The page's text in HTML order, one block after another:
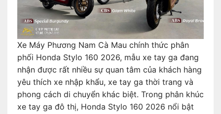
Xe Máy Phương Nam Cà Mau chính thức phân
phối Honda Stylo 160 2026, mẫu xe tay ga đang
nhận được rất nhiều sự quan tâm của khách hàng
yêu thích xe nhập khẩu, xe tay ga thời trang và
phong cách di chuyển khác biệt. Trong phân khúc
xe tay ga đô thị, Honda Stylo 160 2026 nổi bật